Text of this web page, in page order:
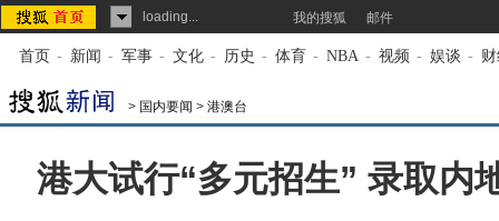
loading... 我的搜狐 邮件
首页 - 新闻 - 军事 - 文化 - 历史 - 体育 - NBA - 视频 - 娱谈 -
> 国内要闻 > 港澳台
港大试行“多元招生” 录取内